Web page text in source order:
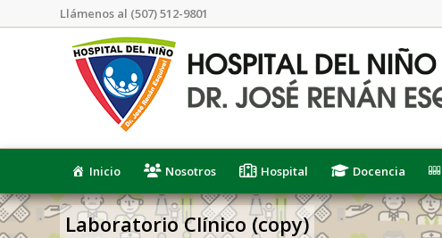
Llámenos al (507) 512-9801
Inicio Nosotros Hospital Docencia
Laboratorio Clínico (copy)